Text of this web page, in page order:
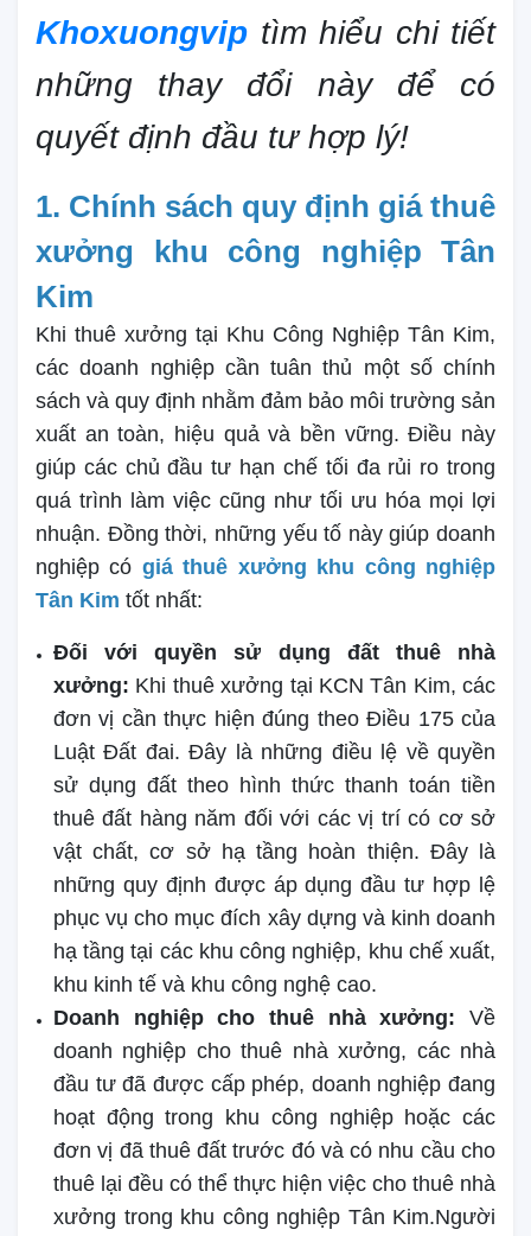
Khoxuongvip tìm hiểu chi tiết
những thay đổi này để có
quyết định đầu tư hợp lý!
1. Chính sách quy định giá thuê
xưởng khu công nghiệp Tân
Kim
Khi thuê xưởng tại Khu Công Nghiệp Tân Kim,
các doanh nghiệp cần tuân thủ một số chính
sách và quy định nhằm đảm bảo môi trường sản
xuất an toàn, hiệu quả và bền vững. Điều này
giúp các chủ đầu tư hạn chế tối đa rủi ro trong
quá trình làm việc cũng như tối ưu hóa mọi lợi
nhuận. Đồng thời, những yếu tố này giúp doanh
nghiệp có giá thuê xưởng khu công nghiệp
Tân Kim tốt nhất:
Đối với quyền sử dụng đất thuê nhà
xưởng: Khi thuê xưởng tại KCN Tân Kim, các
đơn vị cần thực hiện đúng theo Điều 175 của
Luật Đất đai. Đây là những điều lệ về quyền
sử dụng đất theo hình thức thanh toán tiền
thuê đất hàng năm đối với các vị trí có cơ sở
vật chất, cơ sở hạ tầng hoàn thiện. Đây là
những quy định được áp dụng đầu tư hợp lệ
phục vụ cho mục đích xây dựng và kinh doanh
hạ tầng tại các khu công nghiệp, khu chế xuất,
khu kinh tế và khu công nghệ cao.
Doanh nghiệp cho thuê nhà xưởng: Về
doanh nghiệp cho thuê nhà xưởng, các nhà
đầu tư đã được cấp phép, doanh nghiệp đang
hoạt động trong khu công nghiệp hoặc các
đơn vị đã thuê đất trước đó và có nhu cầu cho
thuê lại đều có thể thực hiện việc cho thuê nhà
xưởng trong khu công nghiệp Tân Kim.Người